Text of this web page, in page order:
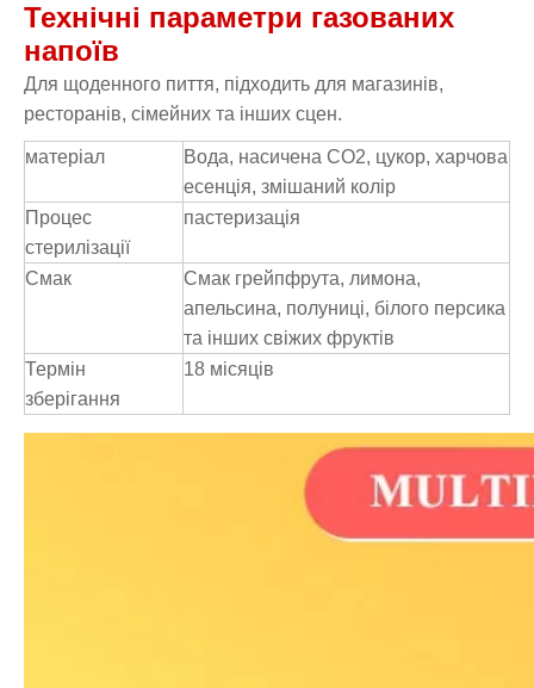
Технічні параметри газованих
напоїв
Для щоденного пиття, підходить для магазинів,
ресторанів, сімейних та інших сцен.
матеріал
Вода, насичена CO2, цукор, харчова
есенція, змішаний колір
Процес
стерилізації
пастеризація
Смак
Смак грейпфрута, лимона,
апельсина, полуниці, білого персика
та інших свіжих фруктів
Термін
зберігання
18 місяців